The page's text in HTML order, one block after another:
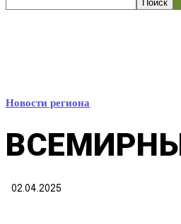
Новости региона
02.04.2025